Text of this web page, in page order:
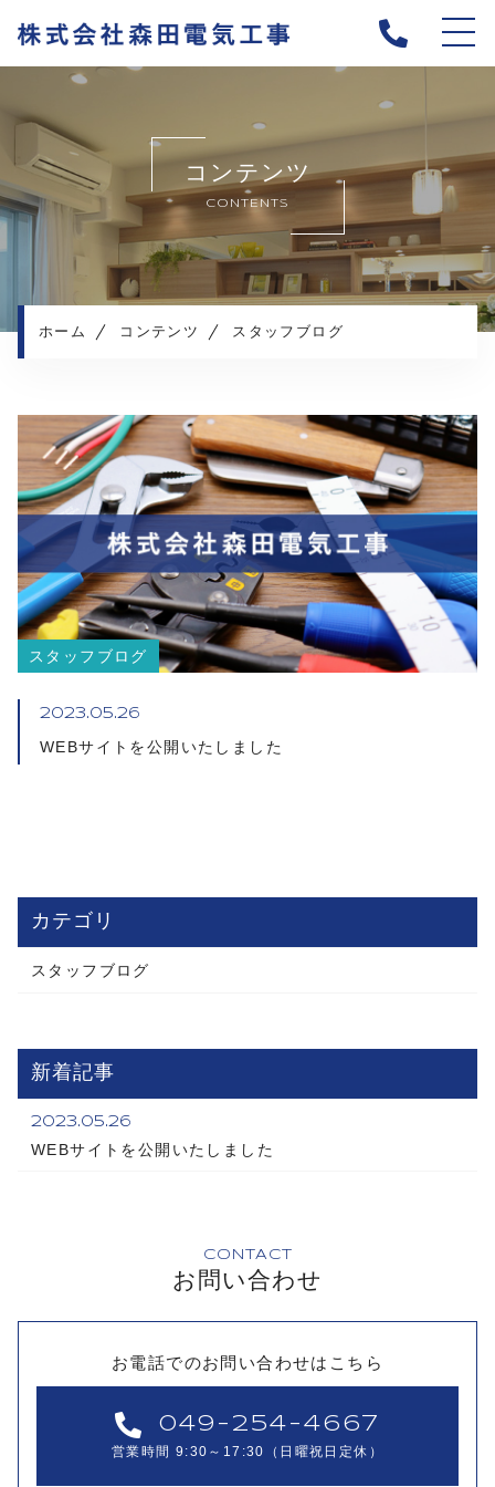
当社について
キャンペーン
施工メニュー
施工実績
施工の流れ
プライバシーポリシー
コンテンツ
CONTENTS
ホーム コンテンツ スタッフブログ
スタッフブログ
2023.05.26
WEBサイトを公開いたしました
カテゴリ
スタッフブログ
新着記事
2023.05.26
WEBサイトを公開いたしました
CONTACT
お問い合わせ
お電話でのお問い合わせはこちら
049-254-4667
営業時間 9:30～17:30（日曜祝日定休）